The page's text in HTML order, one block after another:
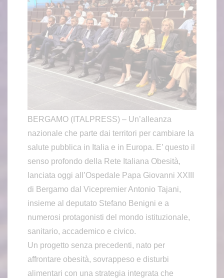
BERGAMO (ITALPRESS) – Un’alleanza
nazionale che parte dai territori per cambiare la
salute pubblica in Italia e in Europa. E’ questo il
senso profondo della Rete Italiana Obesità,
lanciata oggi all’Ospedale Papa Giovanni XXIII
di Bergamo dal Vicepremier Antonio Tajani,
insieme al deputato Stefano Benigni e a
numerosi protagonisti del mondo istituzionale,
sanitario, accademico e civico.
Un progetto senza precedenti, nato per
affrontare obesità, sovrappeso e disturbi
alimentari con una strategia integrata che